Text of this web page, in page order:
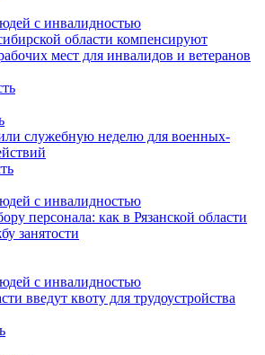
области компенсируют
мест для инвалидов и ветеранов
служебную неделю для военных-
персонала: как в Рязанской области
занятости
введут квоту для трудоустройства